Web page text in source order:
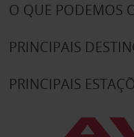
O QUE PODEMOS
PRINCIPAIS
PRINCIPAIS